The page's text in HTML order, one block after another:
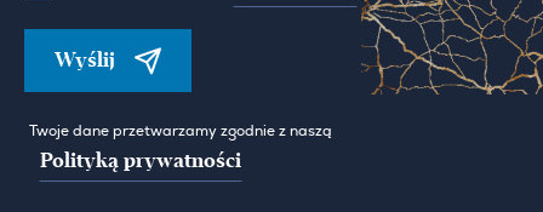
Wyślij
Twoje dane przetwarzamy zgodnie z naszą
Polityką prywatności